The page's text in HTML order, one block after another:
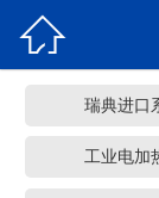

瑞典进口
工业电加